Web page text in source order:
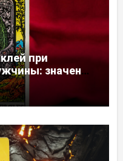
при
значение